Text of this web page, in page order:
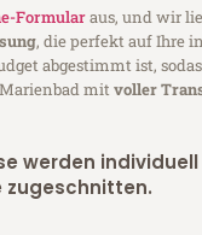
Formularaus, und wir
, die perfekt auf Ihre
abgestimmt ist,
mitvoller
werden
zugeschnitten.